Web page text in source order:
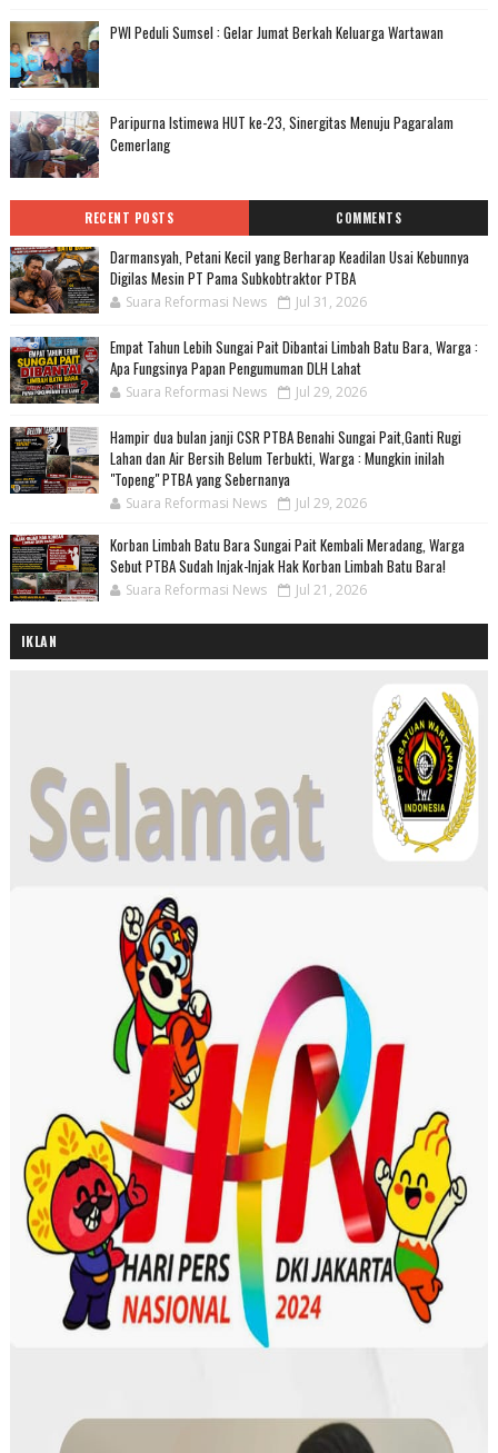
PWI Peduli Sumsel : Gelar Jumat Berkah Keluarga Wartawan
Paripurna Istimewa HUT ke-23, Sinergitas Menuju Pagaralam
Cemerlang
RECENT POSTS COMMENTS
Darmansyah, Petani Kecil yang Berharap Keadilan Usai Kebunnya
Digilas Mesin PT Pama Subkobtraktor PTBA
Suara Reformasi News Jul 31, 2026
Empat Tahun Lebih Sungai Pait Dibantai Limbah Batu Bara, Warga :
Apa Fungsinya Papan Pengumuman DLH Lahat
Suara Reformasi News Jul 29, 2026
Hampir dua bulan janji CSR PTBA Benahi Sungai Pait,Ganti Rugi
Lahan dan Air Bersih Belum Terbukti, Warga : Mungkin inilah
"Topeng" PTBA yang Sebernanya
Suara Reformasi News Jul 29, 2026
Korban Limbah Batu Bara Sungai Pait Kembali Meradang, Warga
Sebut PTBA Sudah Injak-Injak Hak Korban Limbah Batu Bara!
Suara Reformasi News Jul 21, 2026
IKLAN